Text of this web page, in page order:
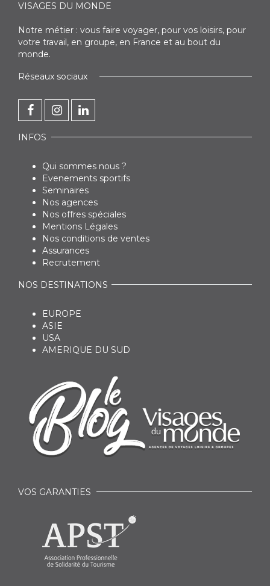
VISAGES DU MONDE
Notre métier : vous faire voyager, pour vos loisirs, pour
votre travail, en groupe, en France et au bout du
monde.
Réseaux sociaux
INFOS
Qui sommes nous ?
Evenements sportifs
Seminaires
Nos agences
Nos offres spéciales
Mentions Légales
Nos conditions de ventes
Assurances
Recrutement
NOS DESTINATIONS
EUROPE
ASIE
USA
AMERIQUE DU SUD
VOS GARANTIES